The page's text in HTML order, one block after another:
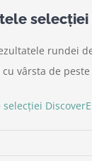
rundei
vârsta de peste
selecției